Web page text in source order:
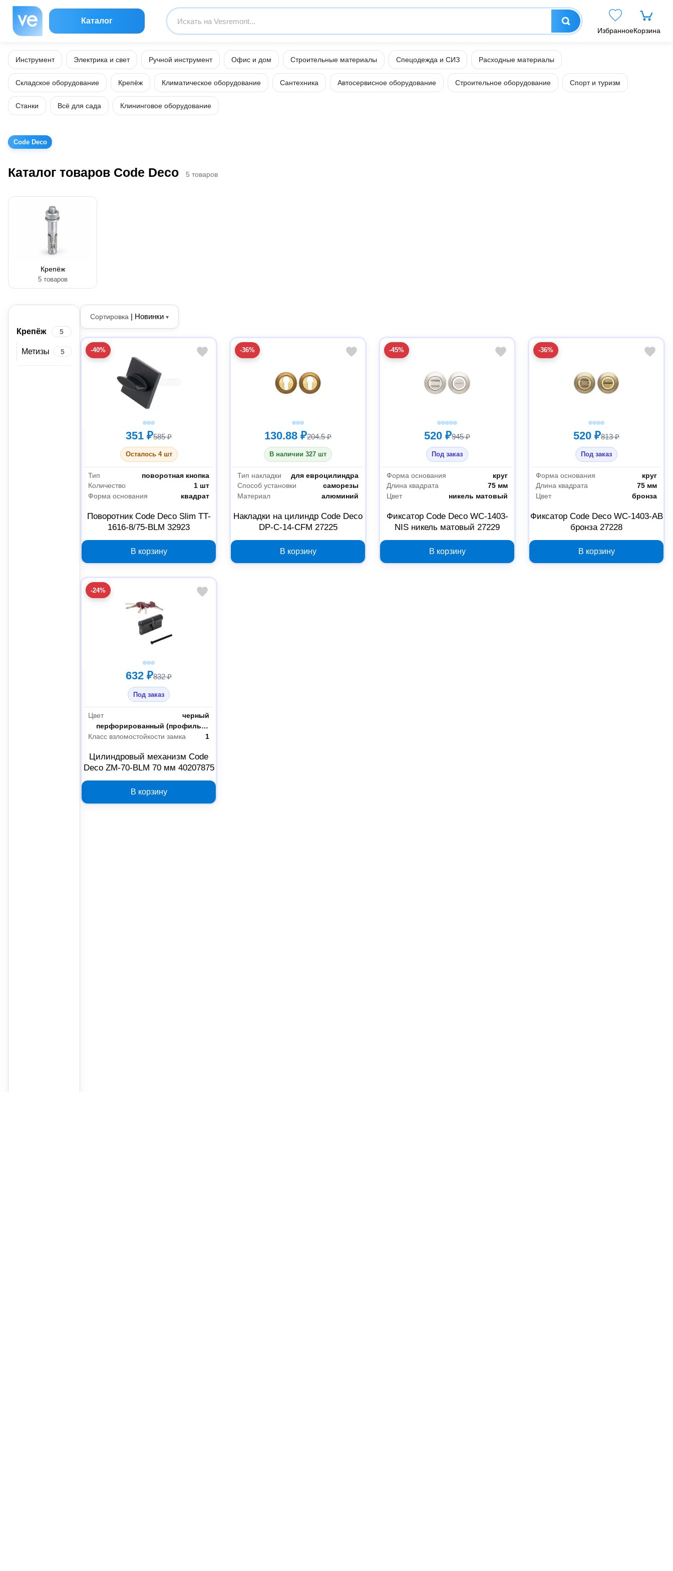
Каталог
ИзбранноеКорзина
Инструмент Электрика и свет Ручной инструмент Офис и дом Строительные материалы Спецодежда и СИЗ Расходные материалы
Складское оборудование Крепёж Климатическое оборудование Сантехника Автосервисное оборудование Строительное оборудование Спорт и туризм
Станки Всё для сада Клининговое оборудование
Code Deco
Каталог товаров Code Deco 5 товаров
Крепёж
5 товаров
Крепёж 5
Метизы 5
Сортировка | Новинки ▾
-40%
351 ₽585 ₽
Осталось 4 шт
Тип
поворотная кнопка
Количество
1 шт
Форма основания
квадрат
Поворотник Code Deco Slim TT-
1616-8/75-BLM 32923
В корзину
-36%
130.88 ₽204.5 ₽
В наличии 327 шт
Тип накладки
для евроцилиндра
Способ установки
саморезы
Материал
алюминий
Накладки на цилиндр Code Deco
DP-C-14-CFM 27225
В корзину
-45%
520 ₽945 ₽
Под заказ
Форма основания
круг
Длина квадрата
75 мм
Цвет
никель матовый
Фиксатор Code Deco WC-1403-
NIS никель матовый 27229
В корзину
-36%
520 ₽813 ₽
Под заказ
Форма основания
круг
Длина квадрата
75 мм
Цвет
бронза
Фиксатор Code Deco WC-1403-AB
бронза 27228
В корзину
-24%
632 ₽832 ₽
Под заказ
Цвет
черный
Профиль ключа
перфорированный (профильный)
Класс взломостойкости замка
1
Цилиндровый механизм Code
Deco ZM-70-BLM 70 мм 40207875
В корзину